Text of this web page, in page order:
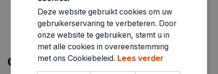
Ontdek meer
Deze website gebruikt cookies om uw
gebruikerservaring te verbeteren. Door
onze website te gebruiken, stemt u in
met alle cookies in overeenstemming
met ons Cookiebeleid. Lees verder